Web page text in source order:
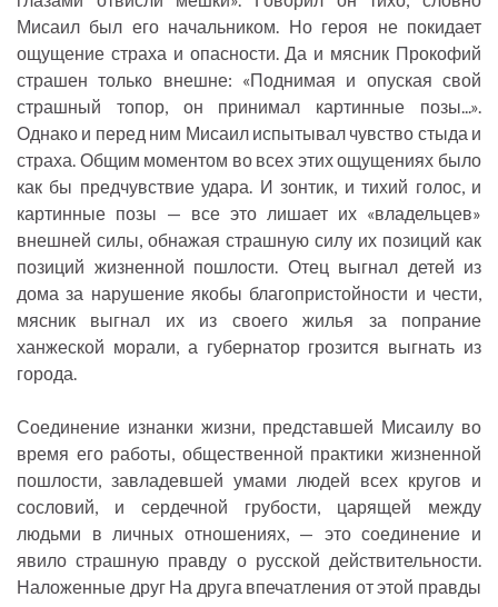
Мисаил был его начальником. Но героя не покидает
ощущение страха и опасности. Да и мясник Прокофий
страшен только внешне: «Поднимая и опуская свой
страшный топор, он принимал картинные позы...».
Однако и перед ним Мисаил испытывал чувство стыда и
страха. Общим моментом во всех этих ощущениях было
как бы предчувствие удара. И зонтик, и тихий голос, и
картинные позы — все это лишает их «владельцев»
внешней силы, обнажая страшную силу их позиций как
позиций жизненной пошлости. Отец выгнал детей из
дома за нарушение якобы благопристойности и чести,
мясник выгнал их из своего жилья за попрание
ханжеской морали, а губернатор грозится выгнать из
города.
Соединение изнанки жизни, представшей Мисаилу во
время его работы, общественной практики жизненной
пошлости, завладевшей умами людей всех кругов и
сословий, и сердечной грубости, царящей между
людьми в личных отношениях, — это соединение и
явило страшную правду о русской действительности.
Наложенные друг На друга впечатления от этой правды